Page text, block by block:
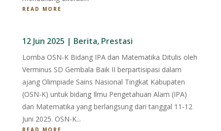
READ MORE
12 Jun 2025 | Berita, Prestasi
Lomba OSN-K Bidang IPA dan Matematika Ditulis oleh
Verminus SD Gembala Baik II berpartisipasi dalam
ajang Olimpiade Sains Nasional Tingkat Kabupaten
(OSN-K) untuk bidang Ilmu Pengetahuan Alam (IPA)
dan Matematika yang berlangsung dari tanggal 11-12
Juni 2025. OSN-K...
READ MORE